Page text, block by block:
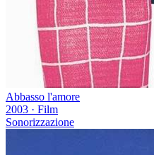
Abbasso l'amore
2003 · Film
Sonorizzazione